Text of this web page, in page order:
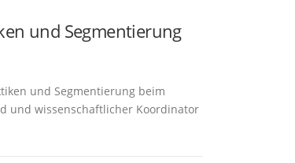
und Segmentierung
und Segmentierung beim
und wissenschaftlicher Koordinator